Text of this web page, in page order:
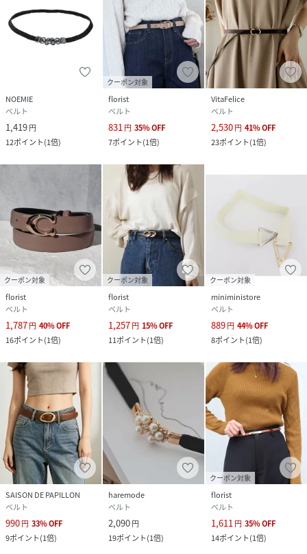
レディース
原産国
合皮100%
-(600)
品番
PJ1863_lw
lw-fu-ac-020-143-600 PJ1863)
NOEMIE
ベルト
1,419円
12ポイント(1倍)
クーポン対象
florist
ベルト
831円 35%OFF
7ポイント(1倍)
VitaFelice
ベルト
2,530円 41%OFF
23ポイント(1倍)
クーポン対象
florist
ベルト
1,787円 40%OFF
16ポイント(1倍)
クーポン対象
florist
ベルト
1,257円 15%OFF
11ポイント(1倍)
クーポン対象
miniministore
ベルト
889円 44%OFF
8ポイント(1倍)
SAISON DE PAPILLON
ベルト
990円 33%OFF
9ポイント(1倍)
haremode
ベルト
2,090円
19ポイント(1倍)
クーポン対象
florist
ベルト
1,611 円 35%OFF
14ポイント(1倍)